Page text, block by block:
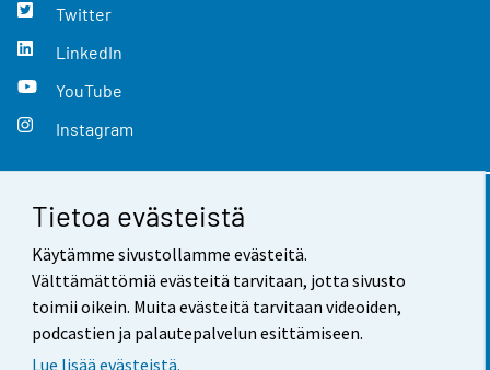
Tietoa evästeistä
Käytämme sivustollamme evästeitä.
Välttämättömiä evästeitä tarvitaan, jotta sivusto
toimii oikein. Muita evästeitä tarvitaan videoiden,
podcastien ja palautepalvelun esittämiseen.
Lue lisää evästeistä.
Twitter
LinkedIn
YouTube
Instagram
Yhteystiedot
Palaute
Käyttöehdot